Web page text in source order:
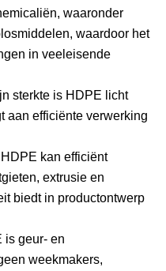
waaronder
waardoor het
in veeleisende
sterkte is HDPE licht
aan efficiënte verwerking
kan efficiënt
extrusie en
biedt in productontwerp
is geur- en
weekmakers,